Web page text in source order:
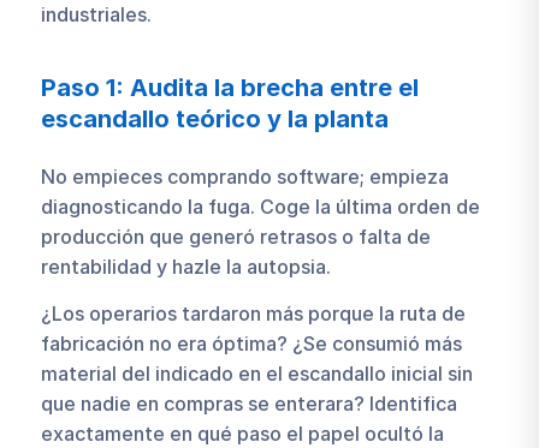
industriales.
Paso 1: Audita la brecha entre el
escandallo teórico y la planta
No empieces comprando software; empieza
diagnosticando la fuga. Coge la última orden de
producción que generó retrasos o falta de
rentabilidad y hazle la autopsia.
¿Los operarios tardaron más porque la ruta de
fabricación no era óptima? ¿Se consumió más
material del indicado en el escandallo inicial sin
que nadie en compras se enterara? Identifica
exactamente en qué paso el papel ocultó la